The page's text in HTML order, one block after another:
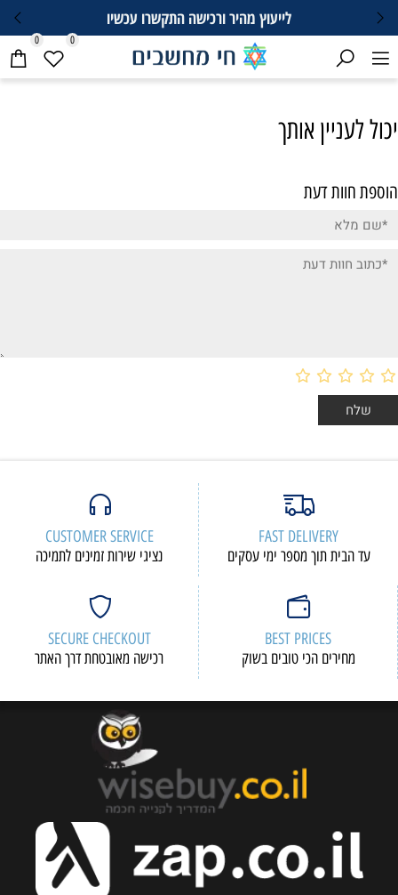
לייעוץ מהיר ורכישה התקשרו עכשיו
0 0
יכול לעניין אותך
הוספת חוות דעת
FAST DELIVERY
עד הבית תוך מספר ימי עסקים
CUSTOMER SERVICE
נציגי שירות זמינים לתמיכה
BEST PRICES
מחירים הכי טובים בשוק
SECURE CHECKOUT
רכישה מאובטחת דרך האתר